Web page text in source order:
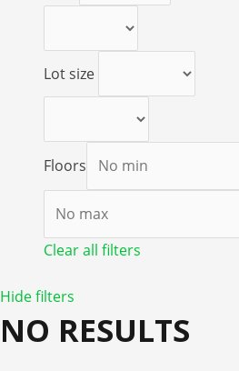
Lot size
Floors
Clear all filters
Hide filters
NO RESULTS